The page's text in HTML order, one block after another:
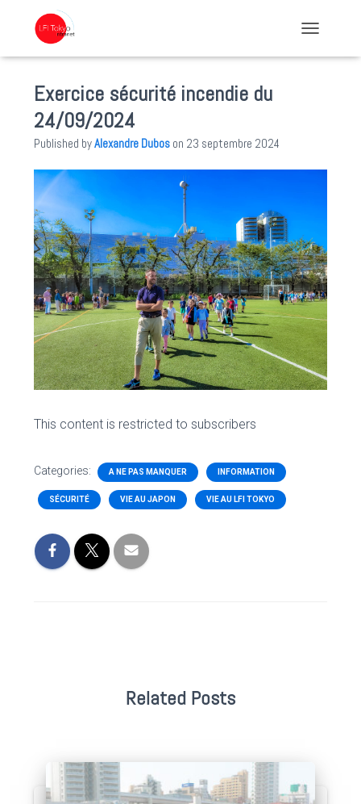
Exercice sécurité incendie du
24/09/2024
Published byAlexandre Dubos on 23 septembre 2024
This content is restricted to subscribers
Categories: A NE PAS MANQUER INFORMATION
SÉCURITÉ VIE AU JAPON VIE AU LFI TOKYO
Related Posts